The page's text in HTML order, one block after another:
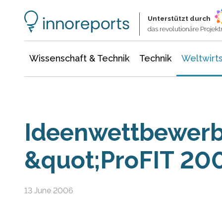
Unterstützt durch
das revolutionäre
Wissenschaft & Technik Technik
&quot;ProFIT
13 June 2006